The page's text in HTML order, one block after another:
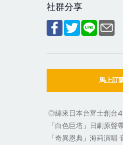
社群分享
馬上訂
◎緯來日本台富士創台
「白色巨塔」日劇原
「奇異恩典」海莉演唱